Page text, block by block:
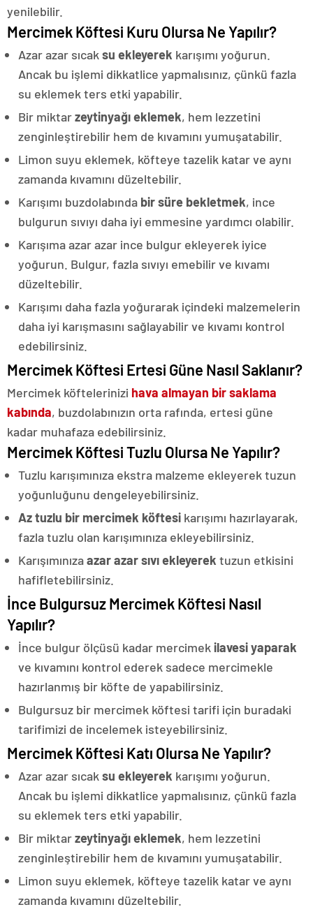
yenilebilir.
Mercimek Köftesi Kuru Olursa Ne Yapılır?
Azar azar sıcak su ekleyerek karışımı yoğurun.
Ancak bu işlemi dikkatlice yapmalısınız, çünkü fazla
su eklemek ters etki yapabilir.
Bir miktarzeytinyağı eklemek, hem lezzetini
zenginleştirebilir hem de kıvamını yumuşatabilir.
Limon suyu eklemek, köfteye tazelik katar ve aynı
zamanda kıvamını düzeltebilir.
Karışımı buzdolabında bir süre bekletmek, ince
bulgurun sıvıyı daha iyi emmesine yardımcı olabilir.
Karışıma azar azar ince bulgur ekleyerek iyice
yoğurun. Bulgur, fazla sıvıyı emebilir ve kıvamı
düzeltebilir.
Karışımı daha fazla yoğurarak içindeki malzemelerin
daha iyi karışmasını sağlayabilir ve kıvamı kontrol
edebilirsiniz.
Mercimek Köftesi Ertesi Güne Nasıl Saklanır?
Mercimek köftelerinizi hava almayan bir saklama
kabında, buzdolabınızın orta rafında, ertesi güne
kadar muhafaza edebilirsiniz.
Mercimek Köftesi Tuzlu Olursa Ne Yapılır?
Tuzlu karışımınıza ekstra malzeme ekleyerek tuzun
yoğunluğunu dengeleyebilirsiniz.
Az tuzlu bir mercimek köftesi karışımı hazırlayarak,
fazla tuzlu olan karışımınıza ekleyebilirsiniz.
Karışımınızaazar azar sıvı ekleyerek tuzun etkisini
hafifletebilirsiniz.
İnce Bulgursuz Mercimek Köftesi Nasıl
Yapılır?
İnce bulgur ölçüsü kadar mercimek ilavesi yaparak
ve kıvamını kontrol ederek sadece mercimekle
hazırlanmış bir köfte de yapabilirsiniz.
Bulgursuz bir mercimek köftesi tarifi için buradaki
tarifimizi de incelemek isteyebilirsiniz.
Mercimek Köftesi Katı Olursa Ne Yapılır?
Azar azar sıcak su ekleyerek karışımı yoğurun.
Ancak bu işlemi dikkatlice yapmalısınız, çünkü fazla
su eklemek ters etki yapabilir.
Bir miktarzeytinyağı eklemek, hem lezzetini
zenginleştirebilir hem de kıvamını yumuşatabilir.
Limon suyu eklemek, köfteye tazelik katar ve aynı
zamanda kıvamını düzeltebilir.